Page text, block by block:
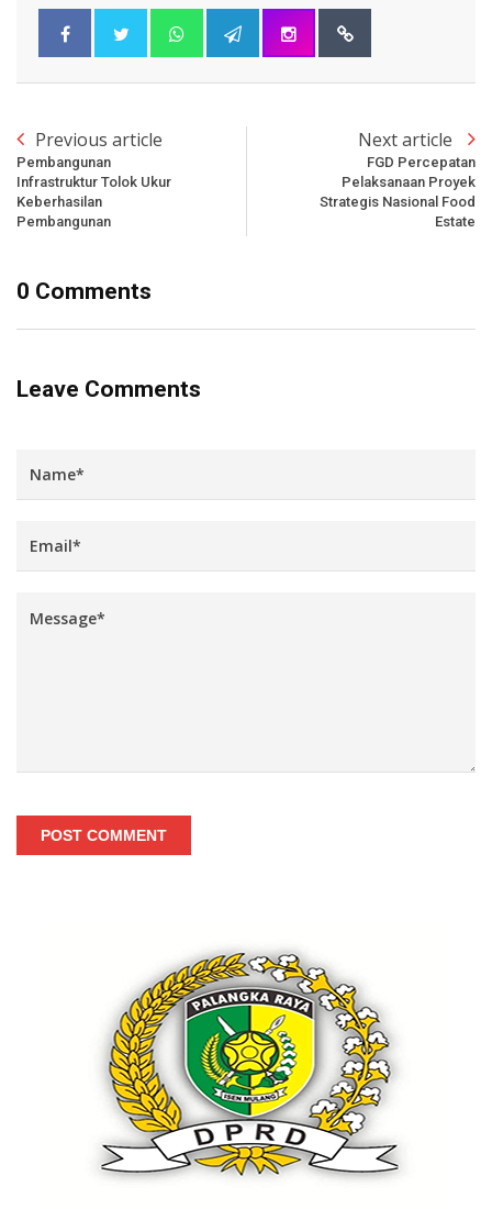
Previous article
Pembangunan
Infrastruktur Tolok Ukur
Keberhasilan
Pembangunan
Next article
FGD Percepatan
Pelaksanaan Proyek
Strategis Nasional Food
Estate
0 Comments
Leave Comments
POST COMMENT